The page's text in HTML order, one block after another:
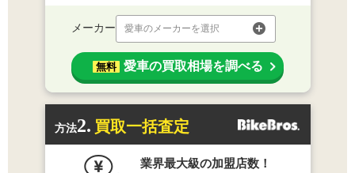
メーカー 愛車のメーカーを選択
無料 愛車の買取相場を調べる
方法2. 買取一括査定
業界最大級の加盟店数！